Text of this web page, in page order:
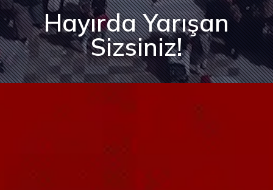
Hayırda Yarışan
Sizsiniz!